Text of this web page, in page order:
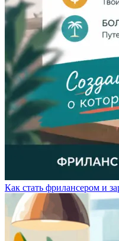
Как стать фрилансером и